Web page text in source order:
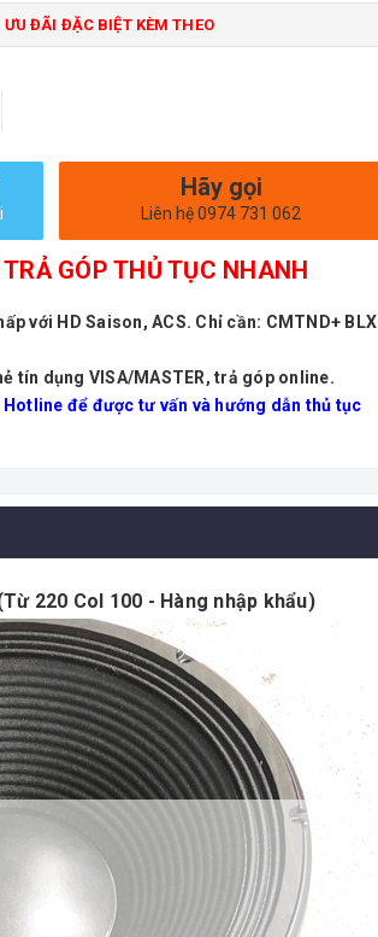
ƯU ĐÃI ĐẶC BIỆT KÈM THEO
Hãy gọi
Liên hệ 0974 731 062
TRẢ GÓP THỦ TỤC NHANH
với HD Saison, ACS. Chỉ cần: CMTND+ BLX
tín dụng VISA/MASTER, trả góp online.
Hotline để được tư vấn và hướng dẫn thủ tục
220 Col 100 - Hàng nhập khẩu)